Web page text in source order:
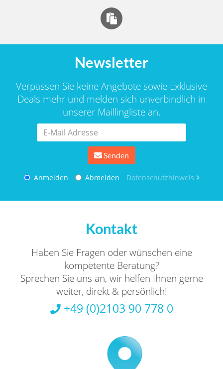
Newsletter
Verpassen Sie keine Angebote sowie Exklusive
Deals mehr und melden sich unverbindlich in
unserer Maillingliste an.
Senden
Anmelden Abmelden Datenschutzhinweis
Kontakt
Haben Sie Fragen oder wünschen eine
kompetente Beratung?
Sprechen Sie uns an, wir helfen Ihnen gerne
weiter, direkt & persönlich!
+49 (0)2103 90 778 0